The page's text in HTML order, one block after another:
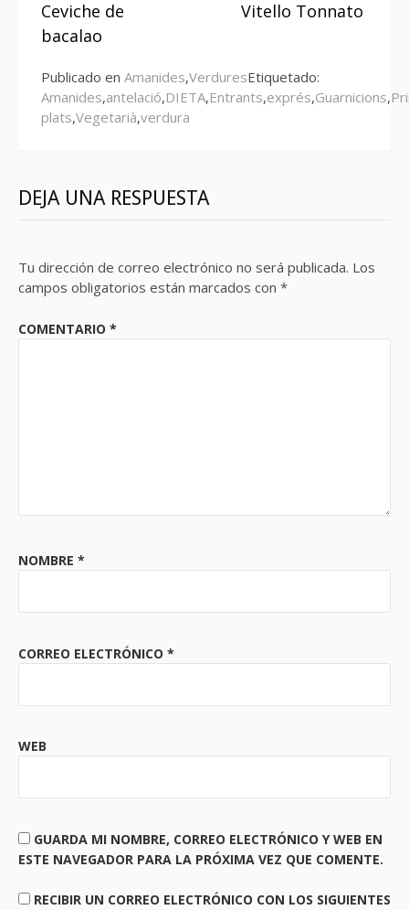
leyendo
Ceviche de
bacalao
Vitello Tonnato
Publicado en Amanides,VerduresEtiquetado:
Amanides,antelació,DIETA,Entrants,exprés,Guarnicions,
plats,Vegetarià,verdura
DEJA UNA RESPUESTA
Tu dirección de correo electrónico no será publicada. Los
campos obligatorios están marcados con *
COMENTARIO *
NOMBRE *
CORREO ELECTRÓNICO *
WEB
GUARDA MI NOMBRE, CORREO ELECTRÓNICO Y WEB EN
ESTE NAVEGADOR PARA LA PRÓXIMA VEZ QUE COMENTE.
RECIBIR UN CORREO ELECTRÓNICO CON LOS SIGUIENTES